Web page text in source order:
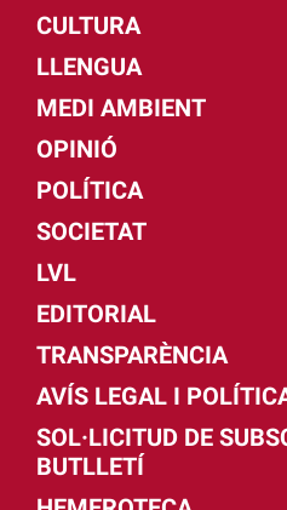
CULTURA
LLENGUA
MEDI AMBIENT
OPINIÓ
POLÍTICA
SOCIETAT
LVL
EDITORIAL
TRANSPARÈNCIA
AVÍS LEGAL I
SOL·LICITUD DE
BUTLLETÍ